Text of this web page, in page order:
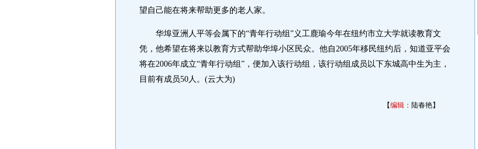
望自己能在将来帮助更多的老人家。
华埠亚洲人平等会属下的“青年行动组”义工鹿瑜今年在纽约市立大学就读教育文
凭，他希望在将来以教育方式帮助华埠小区民众。他自2005年移民纽约后，知道亚平会
将在2006年成立“青年行动组”，便加入该行动组，该行动组成员以下东城高中生为主，
目前有成员50人。(云大为)
【编辑： 陆春艳】